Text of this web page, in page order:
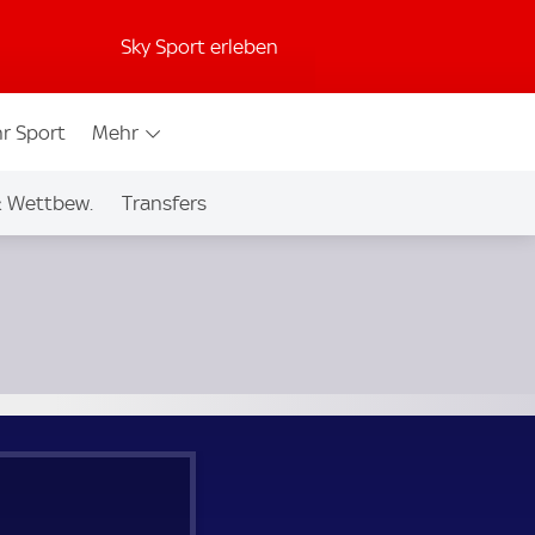
Sky Sport erleben
Sport Mehr
Wettbew. Transfers